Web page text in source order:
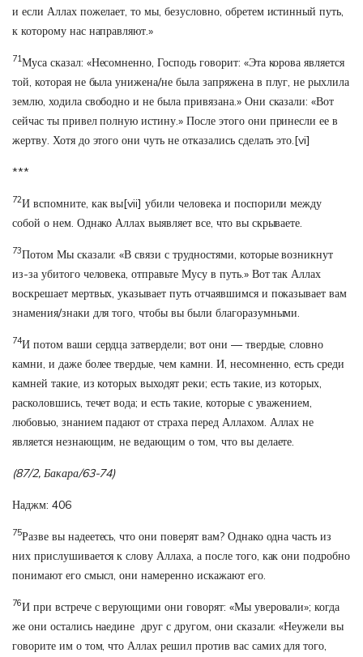
и если Аллах пожелает, то мы, безусловно, обретем истинный путь,
к которому нас направляют.»
71Муса сказал: «Несомненно, Господь говорит: «Эта корова является
той, которая не была унижена/не была запряжена в плуг, не рыхлила
землю, ходила свободно и не была привязана.» Они сказали: «Вот
сейчас ты привел полную истину.» После этого они принесли ее в
жертву. Хотя до этого они чуть не отказались сделать это.[vi]
***
72И вспомните, как вы[vii] убили человека и поспорили между
собой о нем. Однако Аллах выявляет все, что вы скрываете.
73Потом Мы сказали: «В связи с трудностями, которые возникнут
из-за убитого человека, отправьте Мусу в путь.» Вот так Аллах
воскрешает мертвых, указывает путь отчаявшимся и показывает вам
знамения/знаки для того, чтобы вы были благоразумными.
74И потом ваши сердца затвердели; вот они — твердые, словно
камни, и даже более твердые, чем камни. И, несомненно, есть среди
камней такие, из которых выходят реки; есть такие, из которых,
расколовшись, течет вода; и есть такие, которые с уважением,
любовью, знанием падают от страха перед Аллахом. Аллах не
является незнающим, не ведающим о том, что вы делаете.
(87/2, Бакара/63-74)
Наджм: 406
75Разве вы надеетесь, что они поверят вам? Однако одна часть из
них прислушивается к слову Аллаха, а после того, как они подробно
понимают его смысл, они намеренно искажают его.
76И при встрече с верующими они говорят: «Мы уверовали»; когда
же они остались наедине друг с другом, они сказали: «Неужели вы
говорите им о том, что Аллах решил против вас самих для того,